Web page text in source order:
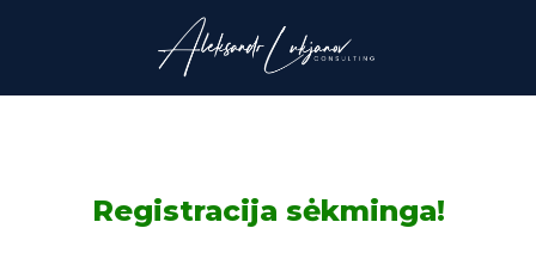
Registracija sėkminga!